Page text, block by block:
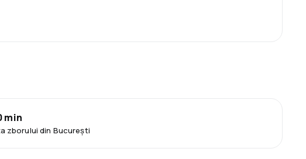
zborului din București
min